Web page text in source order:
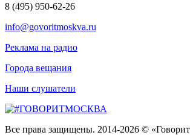
8 (495) 950-62-26
info@govoritmoskva.ru
Реклама на радио
Города вещания
Наши слушатели
Все права защищены. 2014-2026 ©